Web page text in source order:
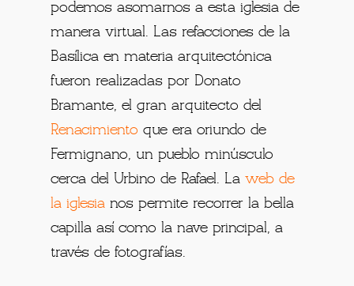
podemos asomarnos a esta iglesia de
manera virtual. Las refacciones de la
Basílica en materia arquitectónica
fueron realizadas por Donato
Bramante, el gran arquitecto del
Renacimiento que era oriundo de
Fermignano, un pueblo minúsculo
cerca del Urbino de Rafael. La web de
la iglesia nos permite recorrer la bella
capilla así como la nave principal, a
través de fotografías.